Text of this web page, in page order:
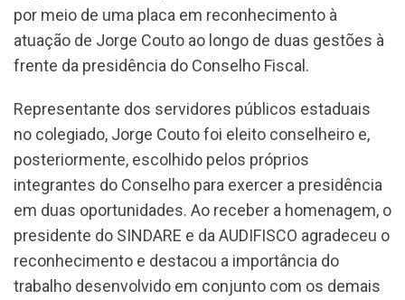
por meio de uma placa em reconhecimento à
atuação de Jorge Couto ao longo de duas gestões à
frente da presidência do Conselho Fiscal.
Representante dos servidores públicos estaduais
no colegiado, Jorge Couto foi eleito conselheiro e,
posteriormente, escolhido pelos próprios
integrantes do Conselho para exercer a presidência
em duas oportunidades. Ao receber a homenagem, o
presidente do SINDARE e da AUDIFISCO agradeceu o
reconhecimento e destacou a importância do
trabalho desenvolvido em conjunto com os demais